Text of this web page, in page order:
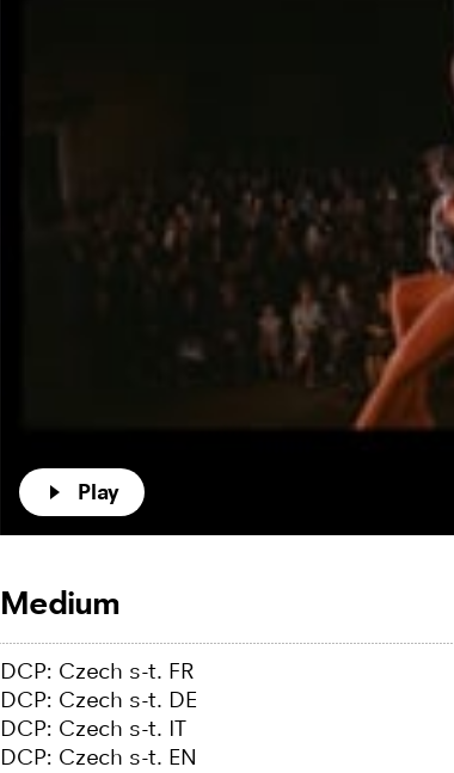
Play
Medium
DCP: Czech s-t. FR
DCP: Czech s-t. DE
DCP: Czech s-t. IT
DCP: Czech s-t. EN